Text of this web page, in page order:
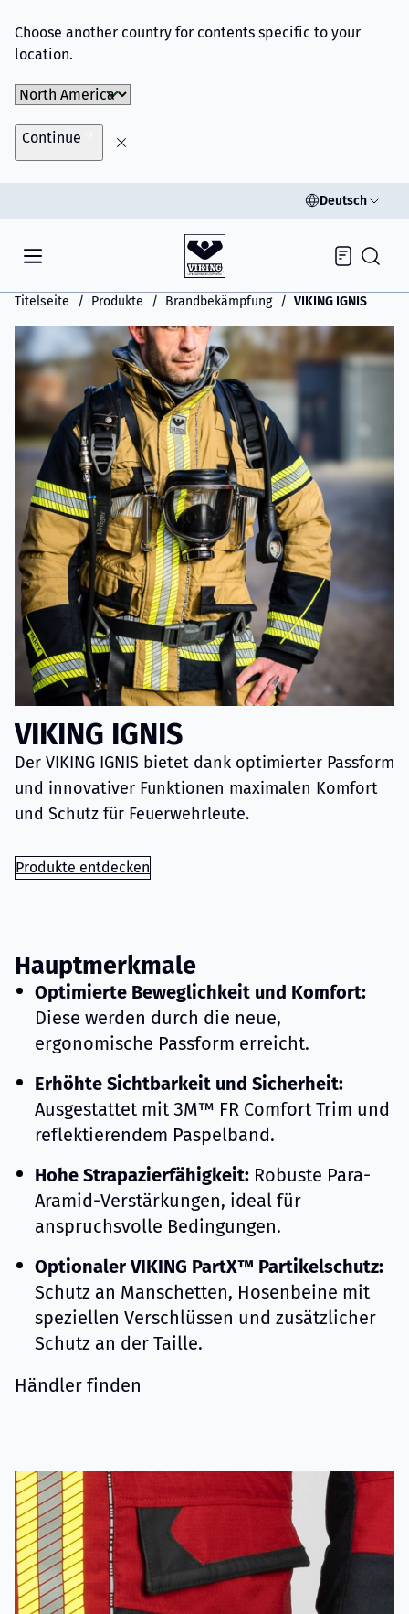
Choose another country for contents specific to your
location.
Choose Market
Continue
Deutsch
Inquiry
Titelseite Produkte Brandbekämpfung VIKING IGNIS
VIKING IGNIS
Der VIKING IGNIS bietet dank optimierter Passform
und innovativer Funktionen maximalen Komfort
und Schutz für Feuerwehrleute.
Produkte entdecken
Hauptmerkmale
Optimierte Beweglichkeit und Komfort:
Diese werden durch die neue,
ergonomische Passform erreicht.
Erhöhte Sichtbarkeit und Sicherheit:
Ausgestattet mit 3M™ FR Comfort Trim und
reflektierendem Paspelband.
Hohe Strapazierfähigkeit: Robuste Para-
Aramid-Verstärkungen, ideal für
anspruchsvolle Bedingungen.
Optionaler VIKING PartX™ Partikelschutz:
Schutz an Manschetten, Hosenbeine mit
speziellen Verschlüssen und zusätzlicher
Schutz an der Taille.
Händler finden